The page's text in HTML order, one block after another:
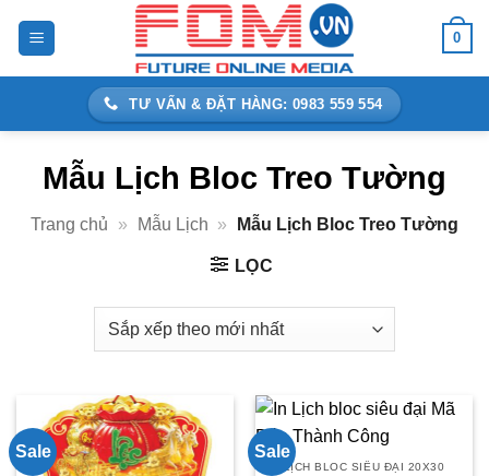
0
TƯ VẤN & ĐẶT HÀNG: 0983 559 554
Mẫu Lịch Bloc Treo Tường
Trang chủ » Mẫu Lịch » Mẫu Lịch Bloc Treo Tường
LỌC
Sale Sale
LỊCH BLOC SIÊU ĐẠI 20X30